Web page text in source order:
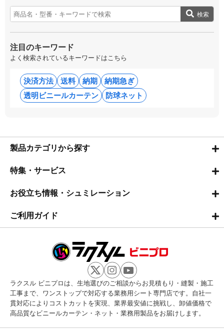
検索
注目のキーワード
よく検索されているキーワードはこちら
決済方法 送料 納期
納期急ぎ
透明ビニールカーテン
防球ネット
製品カテゴリから探す
特集・サービス
お役立ち情報・シュミレーション
ご利用ガイド
ラクスル ビニプロは、生地選びのご相談からお見積もり・縫製・施工
工事まで、ワンストップで対応する業務用シート専門店です。自社一
貫対応によりコストカットを実現、業界最安値に挑戦し、卸値価格で
高品質なビニールカーテン・ネット・業務用製品をお届けします。